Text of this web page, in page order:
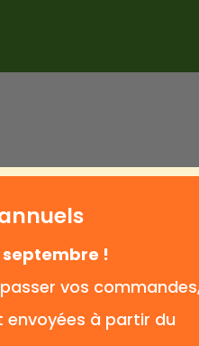
septembre !
vos
à partir du